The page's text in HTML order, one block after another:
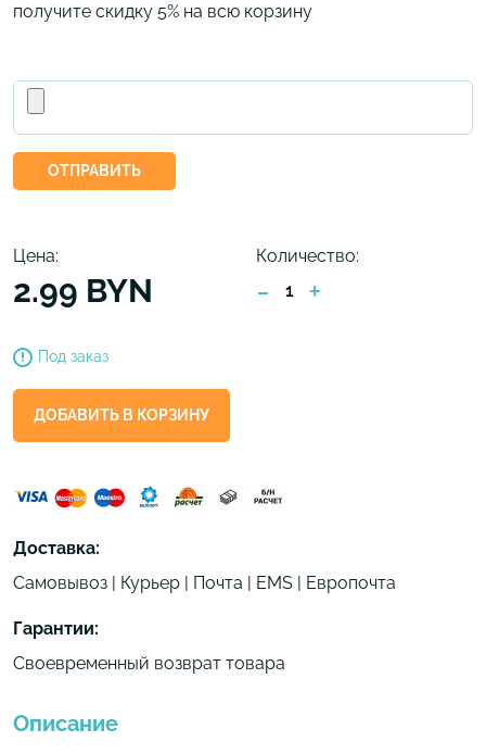
получите скидку 5% на всю корзину
ОТПРАВИТЬ
Цена:
2.99 BYN
Количество:
- +
Под заказ
ДОБАВИТЬ В КОРЗИНУ
Доставка:
Самовывоз | Курьер | Почта | EMS | Европочта
Гарантии:
Своевременный возврат товара
Описание